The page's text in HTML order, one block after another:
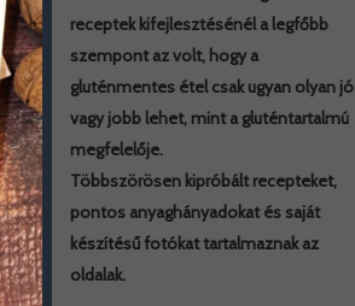
receptek kifejlesztésénél a legfőbb
szempont az volt, hogy a
gluténmentes étel csak ugyan olyan jó
vagy jobb lehet, mint a gluténtartalmú
megfelelője.
Többszörösen kipróbált recepteket,
pontos anyaghányadokat és saját
készítésű fotókat tartalmaznak az
oldalak.